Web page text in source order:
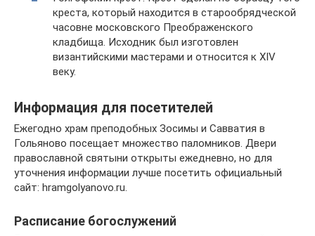
креста, который находится в старообрядческой
часовне московского Преображенского
кладбища. Исходник был изготовлен
византийскими мастерами и относится к XIV
веку.
Информация для посетителей
Ежегодно храм преподобных Зосимы и Савватия в
Гольяново посещает множество паломников. Двери
православной святыни открыты ежедневно, но для
уточнения информации лучше посетить официальный
сайт: hramgolyanovo.ru.
Расписание богослужений